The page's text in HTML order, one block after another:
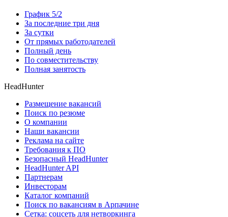
График 5/2
За последние три дня
За сутки
От прямых работодателей
Полный день
По совместительству
Полная занятость
HeadHunter
Размещение вакансий
Поиск по резюме
О компании
Наши вакансии
Реклама на сайте
Требования к ПО
Безопасный HeadHunter
HeadHunter API
Партнерам
Инвесторам
Каталог компаний
Поиск по вакансиям в Арпачине
Сетка: соцсеть для нетворкинга